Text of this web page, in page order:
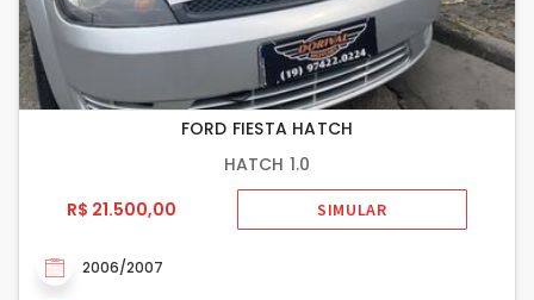
FORD FIESTA HATCH
HATCH 1.0
R$ 21.500,00
SIMULAR
2006/2007